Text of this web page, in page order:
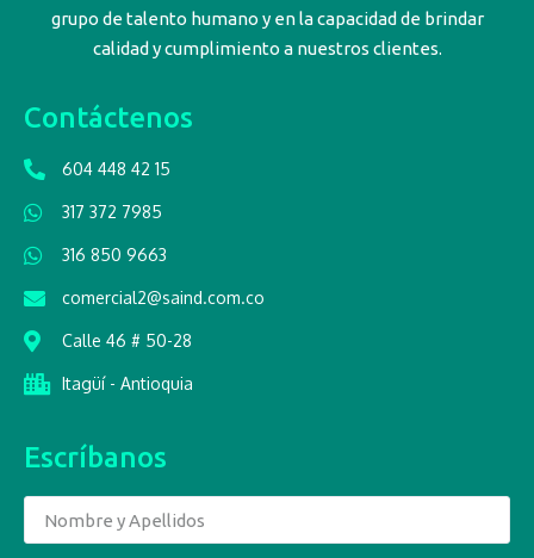
grupo de talento humano y en la capacidad de brindar
calidad y cumplimiento a nuestros clientes.
Contáctenos
604 448 42 15
317 372 7985
316 850 9663
comercial2@saind.com.co
Calle 46 # 50-28
Itagüí - Antioquia
Escríbanos